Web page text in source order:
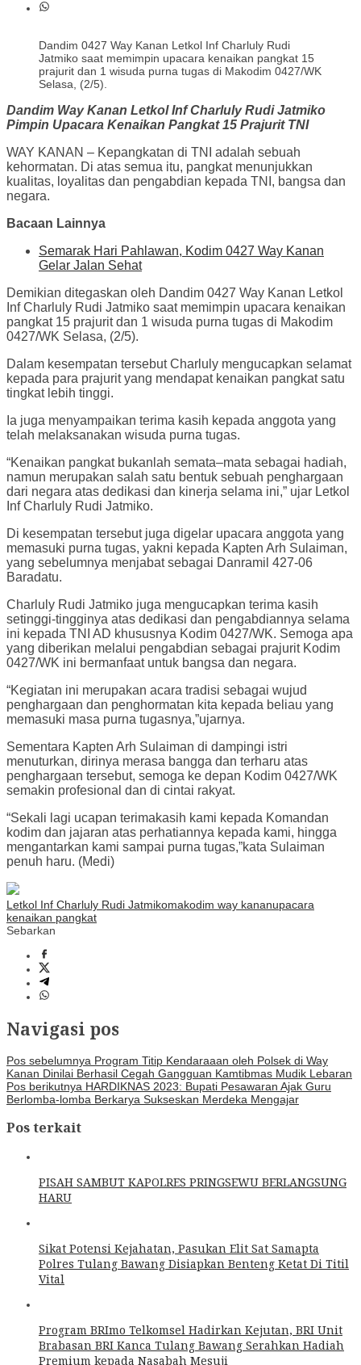
Dandim 0427 Way Kanan Letkol Inf Charluly Rudi
Jatmiko saat memimpin upacara kenaikan pangkat 15
prajurit dan 1 wisuda purna tugas di Makodim 0427/WK
Selasa, (2/5).
Dandim Way Kanan Letkol Inf Charluly Rudi Jatmiko
Pimpin Upacara Kenaikan Pangkat 15 Prajurit TNI
WAY KANAN – Kepangkatan di TNI adalah sebuah
kehormatan. Di atas semua itu, pangkat menunjukkan
kualitas, loyalitas dan pengabdian kepada TNI, bangsa dan
negara.
Bacaan Lainnya
Semarak Hari Pahlawan, Kodim 0427 Way Kanan
Gelar Jalan Sehat
Demikian ditegaskan oleh Dandim 0427 Way Kanan Letkol
Inf Charluly Rudi Jatmiko saat memimpin upacara kenaikan
pangkat 15 prajurit dan 1 wisuda purna tugas di Makodim
0427/WK Selasa, (2/5).
Dalam kesempatan tersebut Charluly mengucapkan selamat
kepada para prajurit yang mendapat kenaikan pangkat satu
tingkat lebih tinggi.
Ia juga menyampaikan terima kasih kepada anggota yang
telah melaksanakan wisuda purna tugas.
“Kenaikan pangkat bukanlah semata–mata sebagai hadiah,
namun merupakan salah satu bentuk sebuah penghargaan
dari negara atas dedikasi dan kinerja selama ini,” ujar Letkol
Inf Charluly Rudi Jatmiko.
Di kesempatan tersebut juga digelar upacara anggota yang
memasuki purna tugas, yakni kepada Kapten Arh Sulaiman,
yang sebelumnya menjabat sebagai Danramil 427-06
Baradatu.
Charluly Rudi Jatmiko juga mengucapkan terima kasih
setinggi-tingginya atas dedikasi dan pengabdiannya selama
ini kepada TNI AD khususnya Kodim 0427/WK. Semoga apa
yang diberikan melalui pengabdian sebagai prajurit Kodim
0427/WK ini bermanfaat untuk bangsa dan negara.
“Kegiatan ini merupakan acara tradisi sebagai wujud
penghargaan dan penghormatan kita kepada beliau yang
memasuki masa purna tugasnya,”ujarnya.
Sementara Kapten Arh Sulaiman di dampingi istri
menuturkan, dirinya merasa bangga dan terharu atas
penghargaan tersebut, semoga ke depan Kodim 0427/WK
semakin profesional dan di cintai rakyat.
“Sekali lagi ucapan terimakasih kami kepada Komandan
kodim dan jajaran atas perhatiannya kepada kami, hingga
mengantarkan kami sampai purna tugas,”kata Sulaiman
penuh haru. (Medi)
Letkol Inf Charluly Rudi Jatmikomakodim way kananupacara
kenaikan pangkat
Sebarkan
Navigasi pos
Pos sebelumnya Program Titip Kendaraaan oleh Polsek di Way
Kanan Dinilai Berhasil Cegah Gangguan Kamtibmas Mudik Lebaran
Pos berikutnya HARDIKNAS 2023: Bupati Pesawaran Ajak Guru
Berlomba-lomba Berkarya Sukseskan Merdeka Mengajar
Pos terkait
PISAH SAMBUT KAPOLRES PRINGSEWU BERLANGSUNG
HARU
Sikat Potensi Kejahatan, Pasukan Elit Sat Samapta
Polres Tulang Bawang Disiapkan Benteng Ketat Di Titil
Vital
Program BRImo Telkomsel Hadirkan Kejutan, BRI Unit
Brabasan BRI Kanca Tulang Bawang Serahkan Hadiah
Premium kepada Nasabah Mesuji